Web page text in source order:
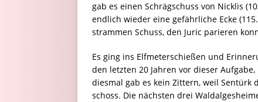
gab es einen Schrägschuss von Nicklis
endlich wieder eine gefährliche Ecke
strammen Schuss, den Juric parieren
Es ging ins Elfmeterschießen und
den letzten 20 Jahren vor dieser
diesmal gab es kein Zittern, weil
schoss. Die nächsten drei